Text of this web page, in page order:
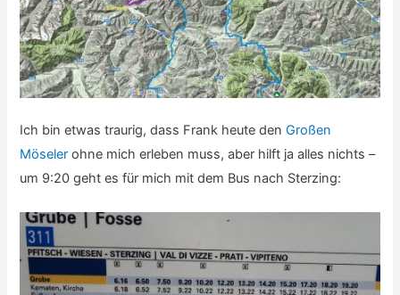
Ich bin etwas traurig, dass Frank heute denGroßen
Möseler ohne mich erleben muss, aber hilft ja alles nichts –
um 9:20 geht es für mich mit dem Bus nach Sterzing: